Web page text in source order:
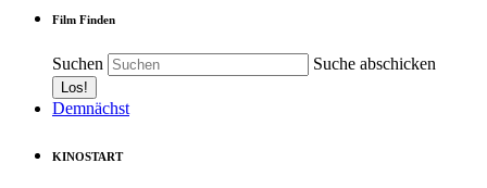
Film Finden
Suchen Suche abschicken
Demnächst
KINOSTART